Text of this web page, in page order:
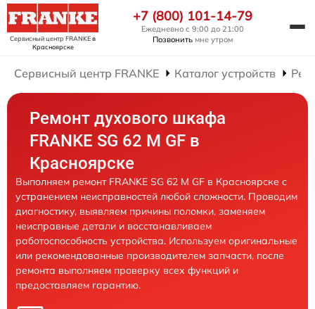
Сервисный центр FRANKEв
Красноярске
+7 (800) 101-14-79
Ежедневно с 9:00 до 21:00
Позвонить мне утром
Сервисный центр FRANKE Каталог устройств
Ремонт духового шкафа
FRANKE SG 62 M GF в
Красноярске
Выполняем ремонт FRANKE SG 62 M GF в Красноярске с
устранением неисправностей любой сложности. Проводим
диагностику, выявляем причины поломки, заменяем
неисправные детали и восстанавливаем
работоспособность устройства. Используем оригинальные
или рекомендованные производителем запчасти, после
ремонта выполняем проверку всех функций и
предоставляем гарантию.